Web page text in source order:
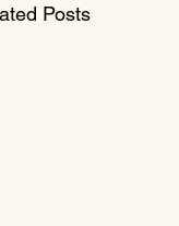
Posts